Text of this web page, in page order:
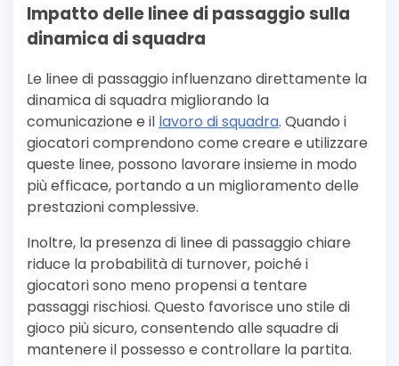
Impatto delle linee di passaggio sulla
dinamica di squadra
Le linee di passaggio influenzano direttamente la
dinamica di squadra migliorando la
comunicazione e il lavoro di squadra. Quando i
giocatori comprendono come creare e utilizzare
queste linee, possono lavorare insieme in modo
più efficace, portando a un miglioramento delle
prestazioni complessive.
Inoltre, la presenza di linee di passaggio chiare
riduce la probabilità di turnover, poiché i
giocatori sono meno propensi a tentare
passaggi rischiosi. Questo favorisce uno stile di
gioco più sicuro, consentendo alle squadre di
mantenere il possesso e controllare la partita.